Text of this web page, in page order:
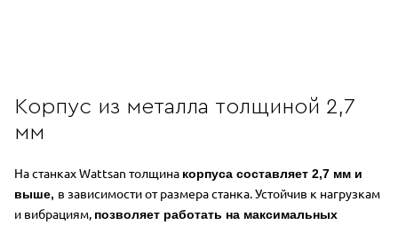
Корпус из металла толщиной 2,7
мм
На станках Wattsan толщина корпуса составляет 2,7 мм и
выше, в зависимости от размера станка.Устойчив к нагрузкам
и вибрациям, позволяет работать на максимальных